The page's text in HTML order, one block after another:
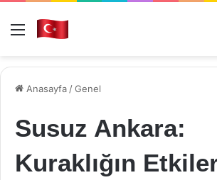
Menü
Anasayfa /Genel
Susuz Ankara:
Kuraklığın